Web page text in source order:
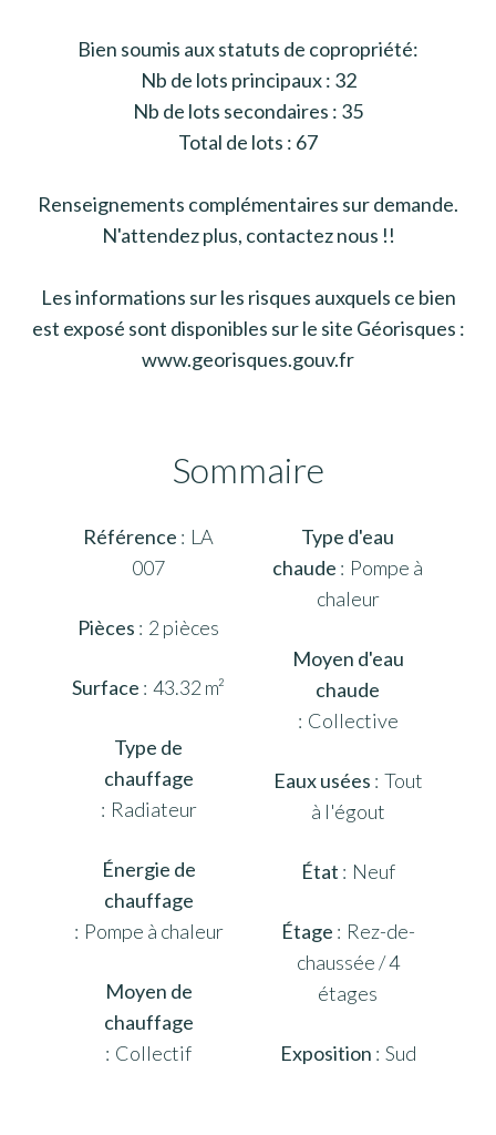
Bien soumis aux statuts de copropriété:
Nb de lots principaux : 32
Nb de lots secondaires : 35
Total de lots : 67
Renseignements complémentaires sur demande.
N'attendez plus, contactez nous !!
Les informations sur les risques auxquels ce bien
est exposé sont disponibles sur le site Géorisques :
www.georisques.gouv.fr
Sommaire
Référence
LA
007
Pièces 2 pièces
Surface 43.32 m²
Type de
chauffage
Radiateur
Énergie de
chauffage
Pompe à chaleur
Moyen de
chauffage
Collectif
Type d'eau
chaude
Pompe à
chaleur
Moyen d'eau
chaude
Collective
Eaux usées Tout
à l'égout
État Neuf
Étage
Rez-de-
chaussée / 4
étages
Exposition Sud